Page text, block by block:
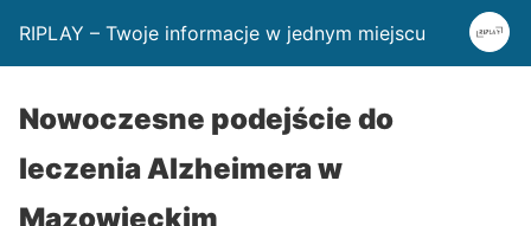
RIPLAY – Twoje informacje w jednym miejscu
Nowoczesne podejście do
leczenia Alzheimera w
Mazowieckim